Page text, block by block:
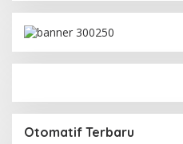
Otomatif Terbaru